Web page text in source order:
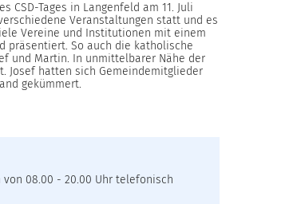
CSD-Tages in Langenfeld am 11. Juli
Veranstaltungen statt und es
Vereine und Institutionen mit einem
präsentiert. So auch die katholische
und Martin. In unmittelbarer Nähe der
Josef hatten sich Gemeindemitglieder
gekümmert.
08.00 - 20.00 Uhr telefonisch